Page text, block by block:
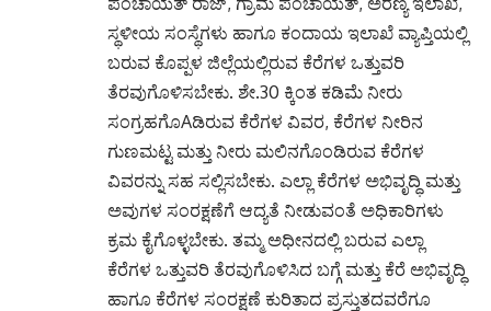
ಸ್ಥಳೀಯ ಸಂಸ್ಥೆಗಳು ಹಾಗೂ ಕಂದಾಯ ಇಲಾಖೆ ವ್ಯಾಪ್ತಿಯಲ್ಲಿ
ಬರುವ ಕೊಪ್ಪಳ ಜಿಲ್ಲೆಯಲ್ಲಿರುವ ಕೆರೆಗಳ ಒತ್ತುವರಿ
ತೆರವುಗೊಳಿಸಬೇಕು. ಶೇ.30 ಕ್ಕಿಂತ ಕಡಿಮೆ ನೀರು
ಸಂಗ್ರಹಗೊAಡಿರುವ ಕೆರೆಗಳ ವಿವರ, ಕೆರೆಗಳ ನೀರಿನ
ಗುಣಮಟ್ಟ ಮತ್ತು ನೀರು ಮಲಿನಗೊಂಡಿರುವ ಕೆರೆಗಳ
ವಿವರನ್ನು ಸಹ ಸಲ್ಲಿಸಬೇಕು. ಎಲ್ಲಾ ಕೆರೆಗಳ ಅಭಿವೃದ್ಧಿ ಮತ್ತು
ಅವುಗಳ ಸಂರಕ್ಷಣೆಗೆ ಆದ್ಯತೆ ನೀಡುವಂತೆ ಅಧಿಕಾರಿಗಳು
ಕ್ರಮ ಕೈಗೊಳ್ಳಬೇಕು. ತಮ್ಮ ಅಧೀನದಲ್ಲಿ ಬರುವ ಎಲ್ಲಾ
ಕೆರೆಗಳ ಒತ್ತುವರಿ ತೆರವುಗೊಳಿಸಿದ ಬಗ್ಗೆ ಮತ್ತು ಕೆರೆ ಅಭಿವೃದ್ಧಿ
ಹಾಗೂ ಕೆರೆಗಳ ಸಂರಕ್ಷಣೆ ಕುರಿತಾದ ಪ್ರಸ್ತುತದವರೆಗೂ